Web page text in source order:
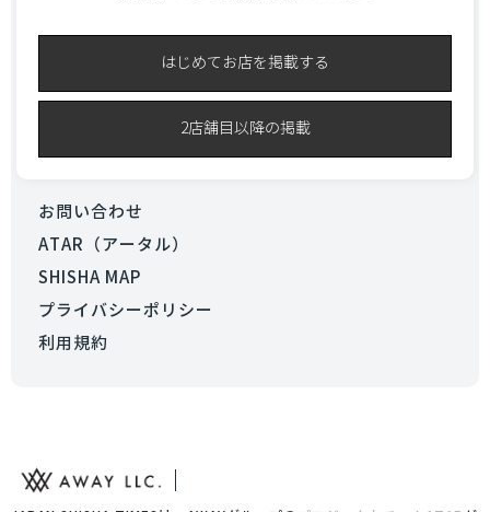
はじめてお店を掲載する
2店舗目以降の掲載
お問い合わせ
ATAR（アータル）
SHISHA MAP
プライバシーポリシー
利用規約